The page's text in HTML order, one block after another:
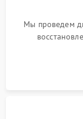
Мы проведем